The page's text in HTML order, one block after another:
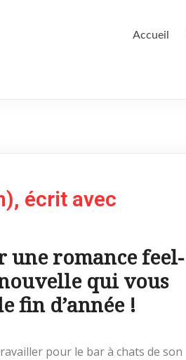
Accueil
écrit avec
romance feel-
qui vous
fin d’année !
pour le bar à chats de son